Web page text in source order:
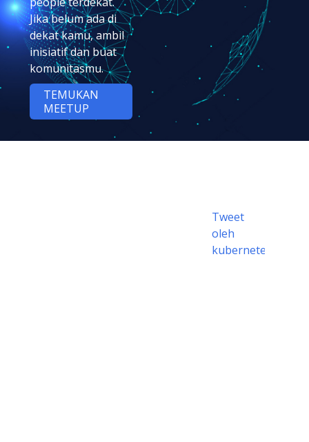
Jika belum ada di
dekat kamu, ambil
inisiatif dan buat
komunitasmu.
TEMUKAN
MEETUP
Tweet
oleh
kubernetesio